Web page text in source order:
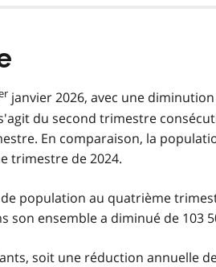
janvier 2026, avec une
du second trimestre
En comparaison, la
trimestre de 2024.
population au quatrième
son ensemble a diminué de 103
soit une réduction annuelle